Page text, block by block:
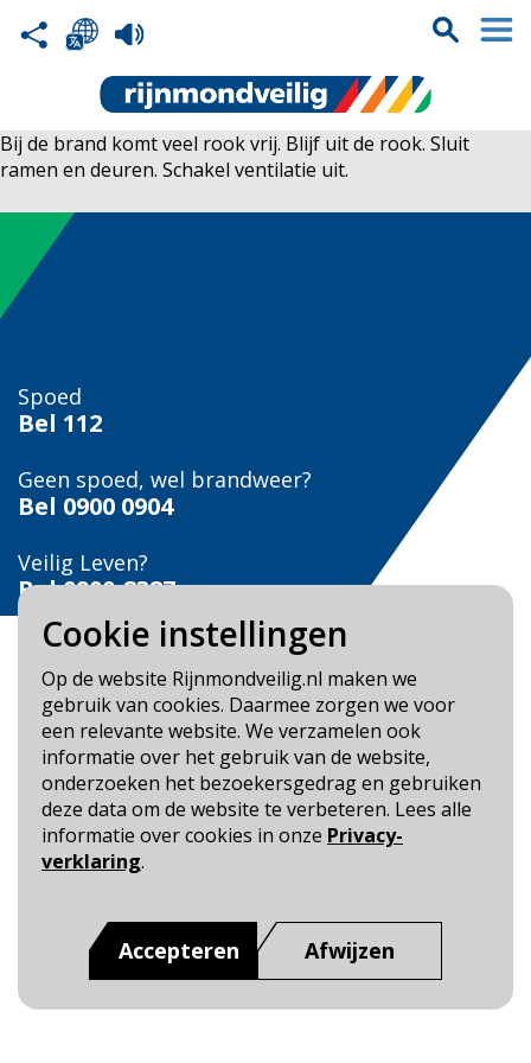
Cookie instellingen
Op de website Rijnmondveilig.nl maken we
gebruik van cookies. Daarmee zorgen we voor
een relevante website. We verzamelen ook
informatie over het gebruik van de website,
onderzoeken het bezoekersgedrag en gebruiken
deze data om de website te verbeteren. Lees alle
informatie over cookies in onze Privacy-
verklaring.
Accepteren Afwijzen
Bij de brand komt veel rook vrij. Blijf uit de rook. Sluit
ramen en deuren. Schakel ventilatie uit.
Spoed
Bel 112
Geen spoed, wel brandweer?
Bel 0900 0904
Veilig Leven?
Bel 0900-8387
Blijf op de hoogte
Cookie- en Privacybeleid
Toegankelijkheid